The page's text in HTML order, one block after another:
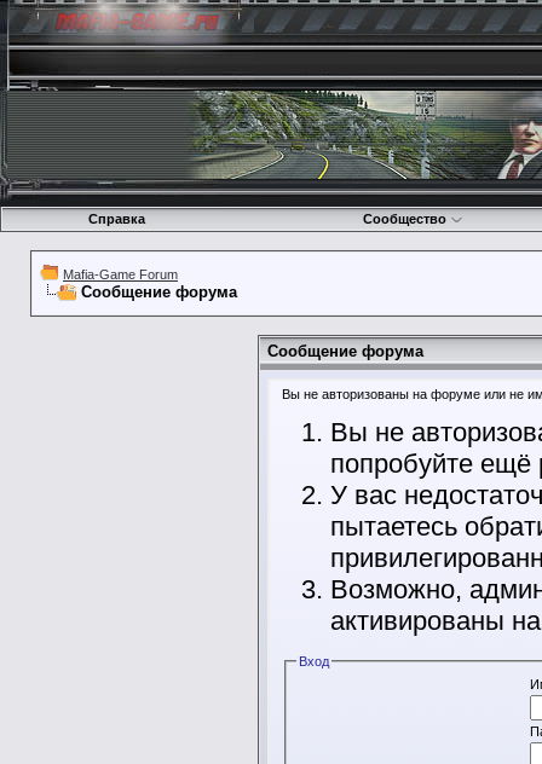
Справка Сообщество
Mafia-Game Forum
Сообщение форума
Сообщение форума
Вы не авторизованы на форуме или не
Вы не
попробуйте ещё
У вас
пытаетесь
Возможно,
активированы
Вход